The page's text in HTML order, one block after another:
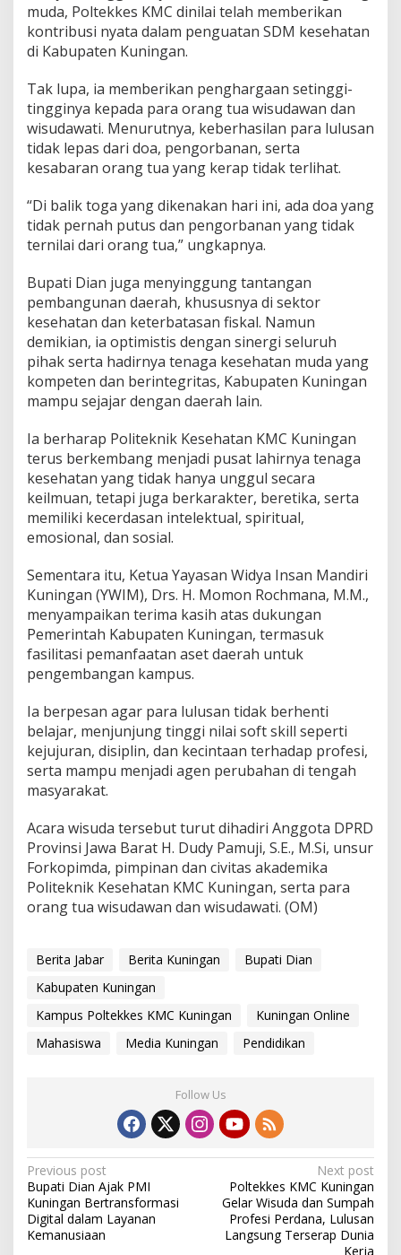
muda, Poltekkes KMC dinilai telah memberikan
kontribusi nyata dalam penguatan SDM kesehatan
di Kabupaten Kuningan.
Tak lupa, ia memberikan penghargaan setinggi-
tingginya kepada para orang tua wisudawan dan
wisudawati. Menurutnya, keberhasilan para lulusan
tidak lepas dari doa, pengorbanan, serta
kesabaran orang tua yang kerap tidak terlihat.
“Di balik toga yang dikenakan hari ini, ada doa yang
tidak pernah putus dan pengorbanan yang tidak
ternilai dari orang tua,” ungkapnya.
Bupati Dian juga menyinggung tantangan
pembangunan daerah, khususnya di sektor
kesehatan dan keterbatasan fiskal. Namun
demikian, ia optimistis dengan sinergi seluruh
pihak serta hadirnya tenaga kesehatan muda yang
kompeten dan berintegritas, Kabupaten Kuningan
mampu sejajar dengan daerah lain.
Ia berharap Politeknik Kesehatan KMC Kuningan
terus berkembang menjadi pusat lahirnya tenaga
kesehatan yang tidak hanya unggul secara
keilmuan, tetapi juga berkarakter, beretika, serta
memiliki kecerdasan intelektual, spiritual,
emosional, dan sosial.
Sementara itu, Ketua Yayasan Widya Insan Mandiri
Kuningan (YWIM), Drs. H. Momon Rochmana, M.M.,
menyampaikan terima kasih atas dukungan
Pemerintah Kabupaten Kuningan, termasuk
fasilitasi pemanfaatan aset daerah untuk
pengembangan kampus.
Ia berpesan agar para lulusan tidak berhenti
belajar, menjunjung tinggi nilai soft skill seperti
kejujuran, disiplin, dan kecintaan terhadap profesi,
serta mampu menjadi agen perubahan di tengah
masyarakat.
Acara wisuda tersebut turut dihadiri Anggota DPRD
Provinsi Jawa Barat H. Dudy Pamuji, S.E., M.Si, unsur
Forkopimda, pimpinan dan civitas akademika
Politeknik Kesehatan KMC Kuningan, serta para
orang tua wisudawan dan wisudawati. (OM)
Berita Jabar Berita Kuningan
Bupati Dian
Kabupaten Kuningan
Kampus Poltekkes KMC Kuningan
Kuningan Online
Mahasiswa
Media Kuningan Pendidikan
Follow Us
Post
navigation
Previous post
Bupati Dian Ajak PMI
Kuningan Bertransformasi
Digital dalam Layanan
Kemanusiaan
Next post
Poltekkes KMC Kuningan
Gelar Wisuda dan Sumpah
Profesi Perdana, Lulusan
Langsung Terserap Dunia
Kerja